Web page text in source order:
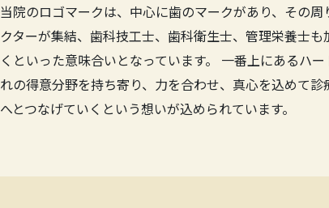
当院のロゴマークは、中心に歯のマークがあり、その
クターが集結、歯科技工士、歯科衛生士、管理栄養士
くといった意味合いとなっています。 一番上にあるハ
れの得意分野を持ち寄り、力を合わせ、真心を込めて
へとつなげていくという想いが込められています。